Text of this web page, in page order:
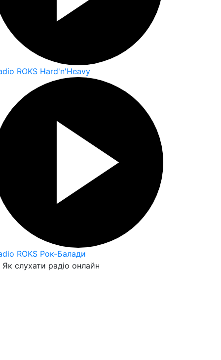
ROKS Hard'n'Heavy
ROKS Рок-Балади
Як слухати радіо онлайн